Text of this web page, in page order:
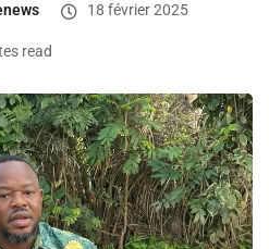
18 février 2025
read